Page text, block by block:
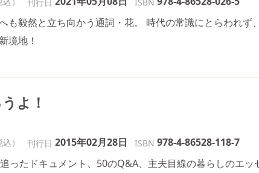
も毅然と立ち向かう通詞・花。 時代の常識にとらわれず
境地！
よ！
） 刊行日 2015年02月28日 ISBN 978-4-86528-118-7
ったドキュメント、50のQ&A、主夫目線の暮らしのエッ